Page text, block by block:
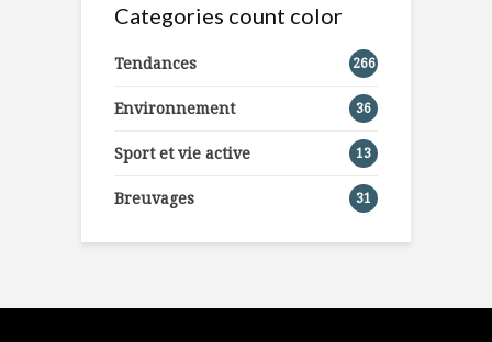
Categories count color
Tendances 266
Environnement 36
Sport et vie active 13
Breuvages 31